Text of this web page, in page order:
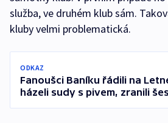
služba, ve druhém klub sám.
kluby velmi problematická.
ODKAZ
Fanoušci Baníku řádili na
házeli sudy s pivem, zranili